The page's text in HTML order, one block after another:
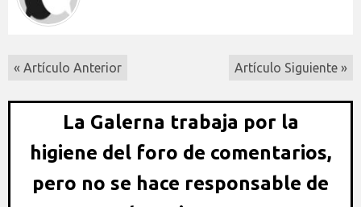
« Artículo Anterior Artículo Siguiente »
La Galerna trabaja por la
higiene del foro de comentarios,
pero no se hace responsable de